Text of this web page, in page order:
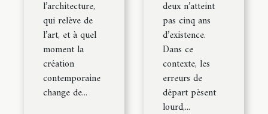
l’architecture,
qui relève de
l’art, et à quel
moment la
création
contemporaine
change de...
deux n’atteint
pas cinq ans
d’existence.
Dans ce
contexte, les
erreurs de
départ pèsent
lourd,...